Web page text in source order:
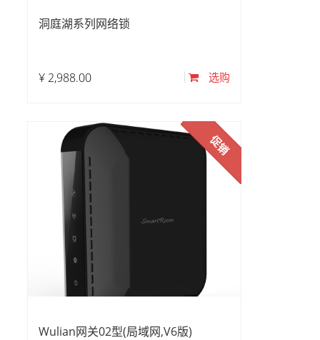
洞庭湖系列网络锁
¥ 2,988.00 选购
促销
Wulian网关02型(局域网,V6版)